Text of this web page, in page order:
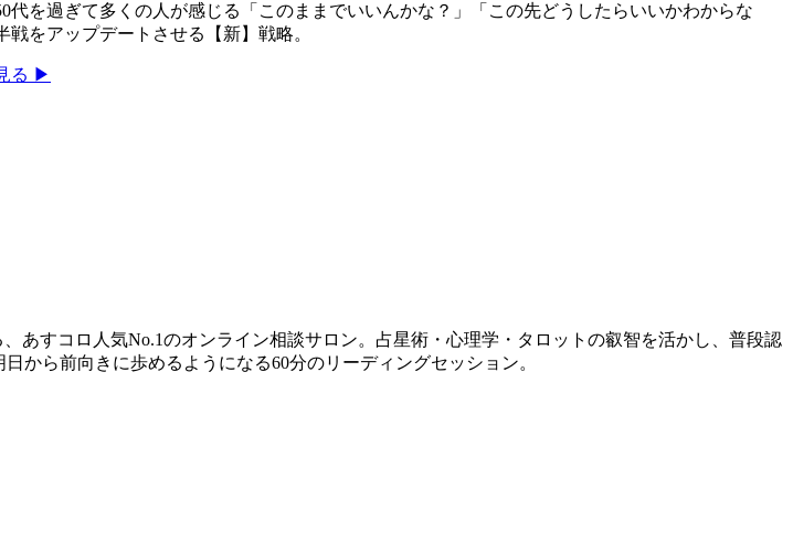
代を過ぎて多くの人が感じる「このままでいいんかな？」「この先どうしたらいいかわからな
をアップデートさせる【新】戦略。
る ▶
あすコロ人気No.1のオンライン相談サロン。占星術・心理学・タロットの叡智を活かし、普段認
から前向きに歩めるようになる60分のリーディングセッション。